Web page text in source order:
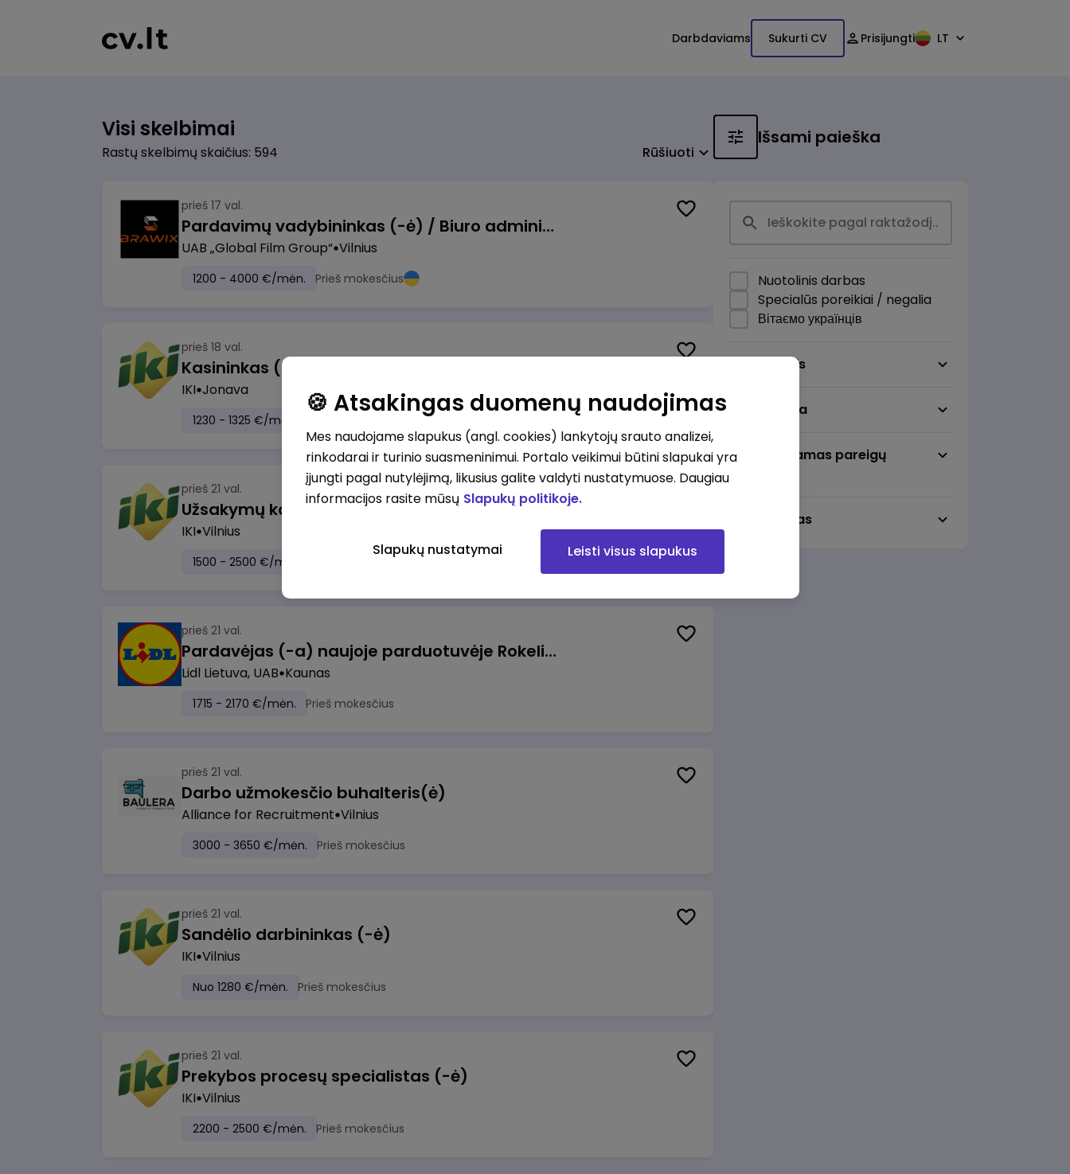
Darbdaviams Sukurti CV Prisijungti LT
Visi skelbimai
Rastų skelbimų skaičius: 594 Rūšiuoti
prieš 17 val.
Pardavimų vadybininkas (-ė) / Biuro administratorius (-ė) (B2B)
UAB „Global Film Group“ Vilnius
1200 - 4000 €/mėn. Prieš mokesčius
prieš 18 val.
IKI Jonava
1230 - 1325 €/mėn.
prieš 21 val.
Užsakymų komplektuotojas (-a) Vilniuje (Gariūnai)
IKI Vilnius
1500 - 2500 €/mėn. Prieš mokesčius
prieš 21 val.
Pardavėjas (-a) naujoje parduotuvėje Rokeliuose (NEMOKAMAS TRANSPORTAS)
Lidl Lietuva, UAB Kaunas
1715 - 2170 €/mėn. Prieš mokesčius
prieš 21 val.
Darbo užmokesčio buhalteris(ė)
Alliance for Recruitment Vilnius
3000 - 3650 €/mėn. Prieš mokesčius
prieš 21 val.
Sandėlio darbininkas (-ė)
IKI Vilnius
Nuo 1280 €/mėn. Prieš mokesčius
prieš 21 val.
Prekybos procesų specialistas (-ė)
IKI Vilnius
2200 - 2500 €/mėn. Prieš mokesčius
Išsami paieška
Nuotolinis darbas
Specialūs poreikiai / negalia
Вітаємо українців
Darbo sritis
Darbo vieta
Pageidaujamas pareigų
Darbo laikas
🍪 Atsakingas duomenų naudojimas
Mes naudojame slapukus (angl. cookies) lankytojų srauto analizei,
rinkodarai ir turinio suasmeninimui. Portalo veikimui būtini slapukai yra
įjungti pagal nutylėjimą, likusius galite valdyti nustatymuose. Daugiau
informacijos rasite mūsų Slapukų politikoje.
Slapukų nustatymai Leisti visus slapukus